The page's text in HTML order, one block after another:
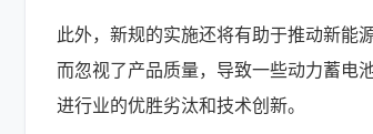
此外，新规的实施还将有助于推动新能
而忽视了产品质量，导致一些动力蓄电
进行业的优胜劣汰和技术创新。